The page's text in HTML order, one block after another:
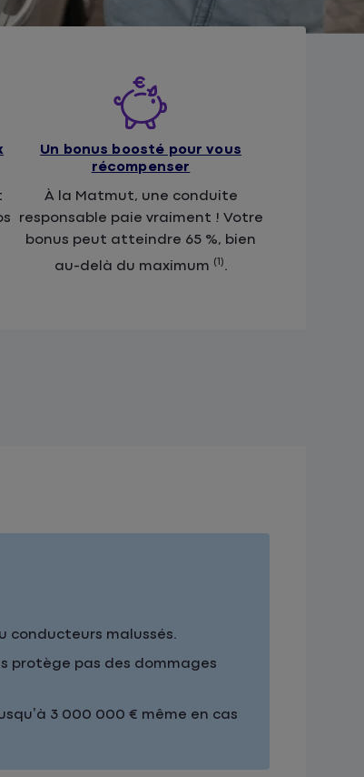
Un bonus boosté pour vous
récompenser
À la Matmut, une conduite
responsable paie vraiment ! Votre
bonus peut atteindre 65 %, bien
au-delà du maximum (1).
conducteurs malussés.
protège pas des dommages
3 000 000 € même en cas